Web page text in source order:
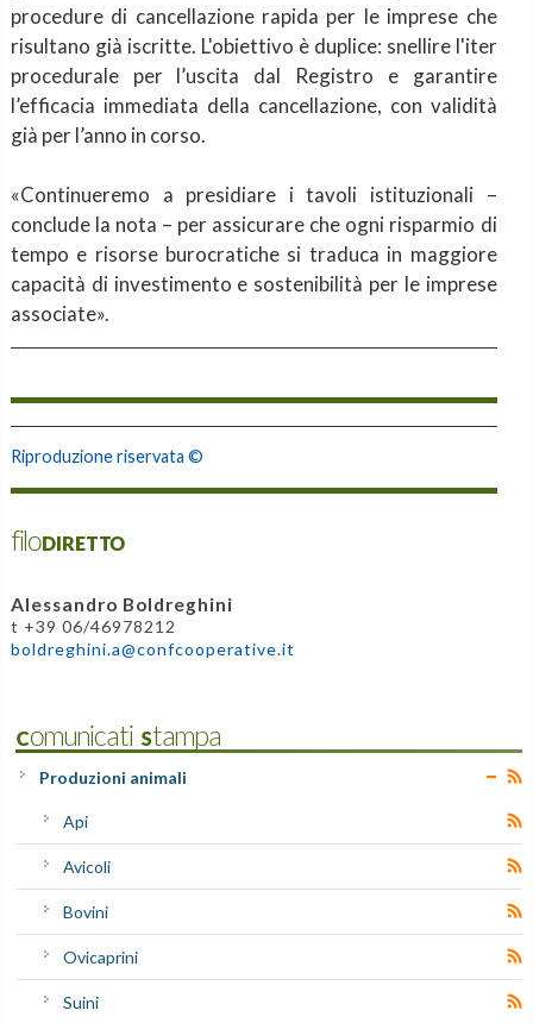
procedure di cancellazione rapida per le imprese che
risultano già iscritte. L'obiettivo è duplice: snellire l'iter
procedurale per l’uscita dal Registro e garantire
l’efficacia immediata della cancellazione, con validità
già per l’anno in corso.
«Continueremo a presidiare i tavoli istituzionali –
conclude la nota – per assicurare che ogni risparmio di
tempo e risorse burocratiche si traduca in maggiore
capacità di investimento e sostenibilità per le imprese
associate».
Riproduzione riservata ©
filoDIRETTO
Alessandro Boldreghini
t +39 06/46978212
boldreghini.a@confcooperative.it
Comunicati Stampa
Produzioni animali
Api
Avicoli
Bovini
Ovicaprini
Suini